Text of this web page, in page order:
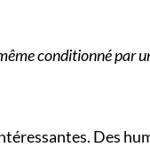
conditionné par
Des